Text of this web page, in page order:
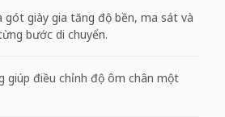
gót giày gia tăng độ bền, ma sát và
bước di chuyển.
giúp điều chỉnh độ ôm chân một